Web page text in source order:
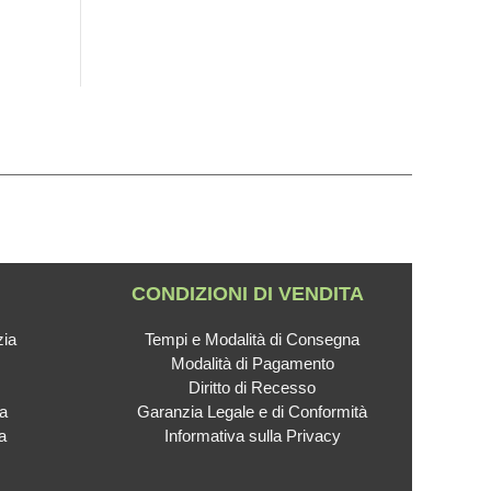
CONDIZIONI DI VENDITA
Tempi e Modalità di Consegna
Modalità di Pagamento
Diritto di Recesso
Garanzia Legale e di Conformità
Informativa sulla Privacy